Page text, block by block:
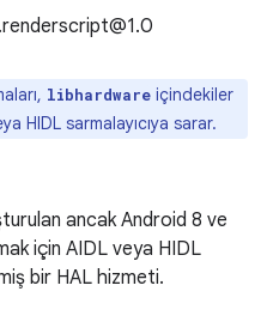
libhardware içindekiler
HIDL sarmalayıcıya sarar.
ancak Android 8 ve
için AIDL veya HIDL
bir HAL hizmeti.